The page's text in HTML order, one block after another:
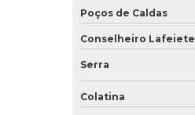
Poços de Caldas
Conselheiro Lafeiete
Serra
Colatina